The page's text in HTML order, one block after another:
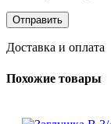
Доставка и оплата
Похожие товары